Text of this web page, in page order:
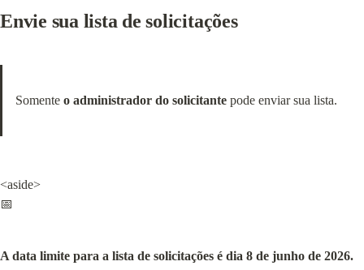
Envie sua lista de solicitações
Somente o administrador do solicitante pode enviar sua lista.
<aside>
📅
A data limite para a lista de solicitações é dia 8 de junho de 2026.